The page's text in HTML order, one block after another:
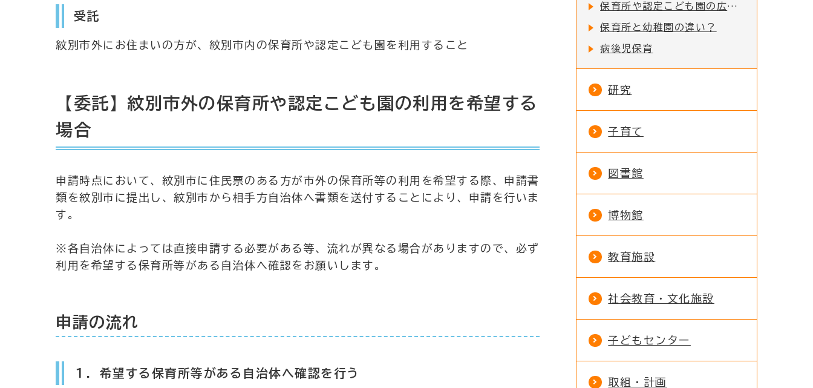
受託
紋別市外にお住まいの方が、紋別市内の保育所や認定こども園を利用すること
【委託】紋別市外の保育所や認定こども園の利用を希望する
場合
申請時点において、紋別市に住民票のある方が市外の保育所等の利用を希望する際、申請書
類を紋別市に提出し、紋別市から相手方自治体へ書類を送付することにより、申請を行いま
す。
※各自治体によっては直接申請する必要がある等、流れが異なる場合がありますので、必ず
利用を希望する保育所等がある自治体へ確認をお願いします。
申請の流れ
１．希望する保育所等がある自治体へ確認を行う
保育所や認定こども園の広域入所について
保育所と幼稚園の違い？
病後児保育
研究
子育て
図書館
博物館
教育施設
社会教育・文化施設
子どもセンター
取組・計画